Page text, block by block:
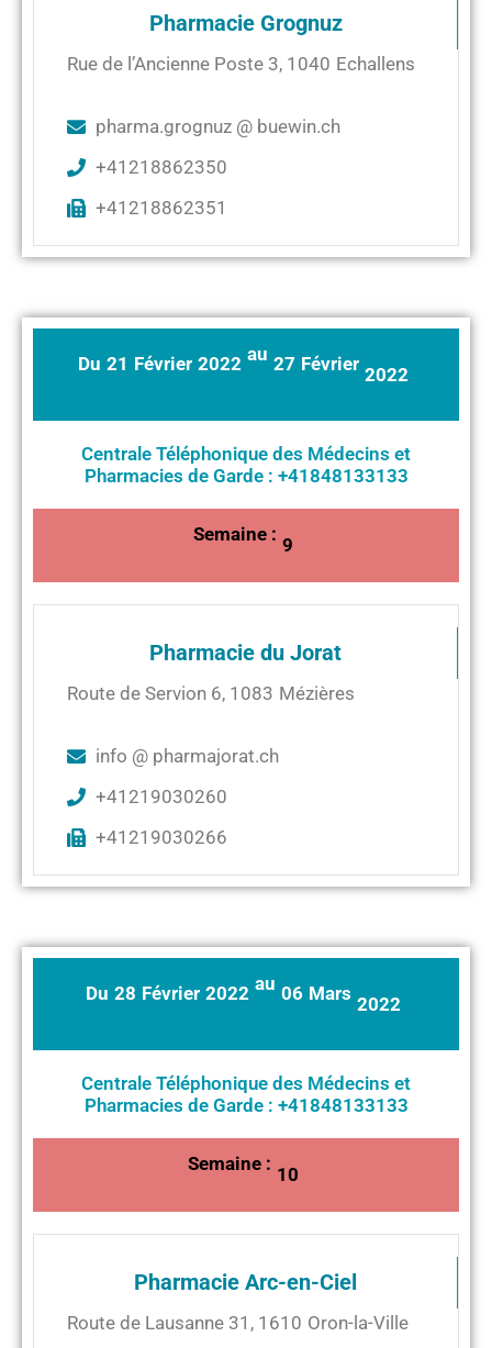
Pharmacie Grognuz
Rue de l’Ancienne Poste 3, 1040 Echallens
pharma.grognuz @ buewin.ch
+41218862350
+41218862351
Du 21 Février 2022 au 27 Février 2022
Centrale Téléphonique des Médecins et
Pharmacies de Garde : +41848133133
Semaine : 9
Pharmacie du Jorat
Route de Servion 6, 1083 Mézières
info @ pharmajorat.ch
+41219030260
+41219030266
Du 28 Février 2022 au 06 Mars 2022
Centrale Téléphonique des Médecins et
Pharmacies de Garde : +41848133133
Semaine : 10
Pharmacie Arc-en-Ciel
Route de Lausanne 31 , 1610 Oron-la-Ville